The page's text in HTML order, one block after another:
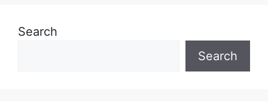
Search
Search